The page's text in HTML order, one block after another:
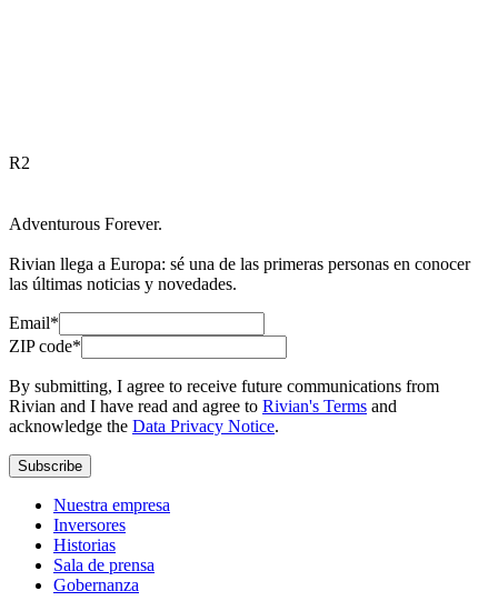
R2
Adventurous Forever.
Rivian llega a Europa: sé una de las primeras personas en conocer
las últimas noticias y novedades.
Email*
ZIP code*
By submitting, I agree to receive future communications from
Rivian and I have read and agree to Rivian's Terms and
acknowledge the Data Privacy Notice.
Subscribe
Nuestra empresa
Inversores
Historias
Sala de prensa
Gobernanza